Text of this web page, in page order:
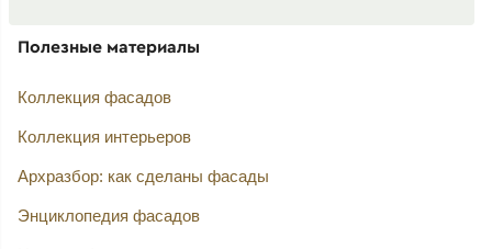
Полезные материалы
Коллекция фасадов
Коллекция интерьеров
Архразбор: как сделаны фасады
Энциклопедия фасадов